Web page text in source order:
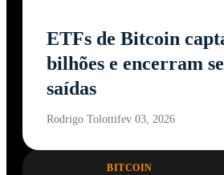
ETFs de Bitcoin
bilhões e encerram
saídas
Rodrigo Tolottifev 03, 2026
BITCOIN